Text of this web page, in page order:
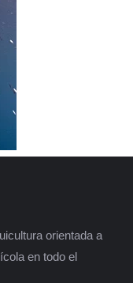
orientada a
en todo el